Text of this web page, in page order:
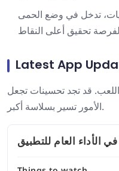
تدخل في وضع الحمى
Latest App
قد تجد تحسينات تجعل
الأمور تسير بسلاسة أكبر.